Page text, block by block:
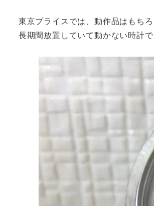
東京プライスでは、動作品はもち
長期間放置していて動かない時計